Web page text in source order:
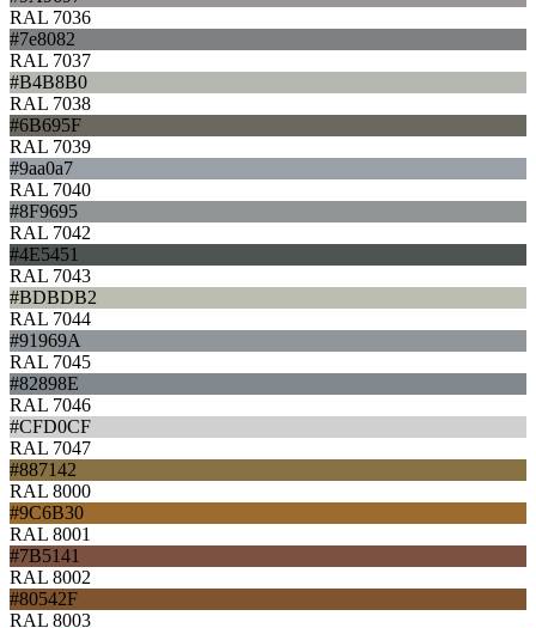
RAL 7036
#7e8082
RAL 7037
#B4B8B0
RAL 7038
#6B695F
RAL 7039
#9aa0a7
RAL 7040
#8F9695
RAL 7042
#4E5451
RAL 7043
#BDBDB2
RAL 7044
#91969A
RAL 7045
#82898E
RAL 7046
#CFD0CF
RAL 7047
#887142
RAL 8000
#9C6B30
RAL 8001
#7B5141
RAL 8002
#80542F
RAL 8003